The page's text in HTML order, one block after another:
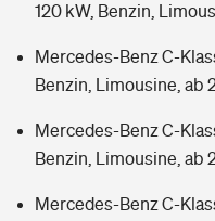
120 kW, Benzin,
Mercedes-Benz C-
Benzin, Limousine, ab
Mercedes-Benz C-
Benzin, Limousine, ab
Mercedes-Benz C-